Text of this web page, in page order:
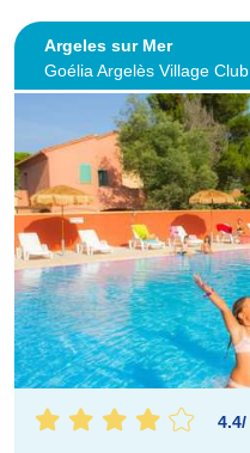
Argeles sur Mer
Goélia Argelès Village Club
4.4/